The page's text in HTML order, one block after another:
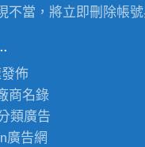
不當，將立即刪除帳號
佈
商名錄
類廣告
廣告網